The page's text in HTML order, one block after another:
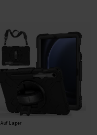
Auf Lager